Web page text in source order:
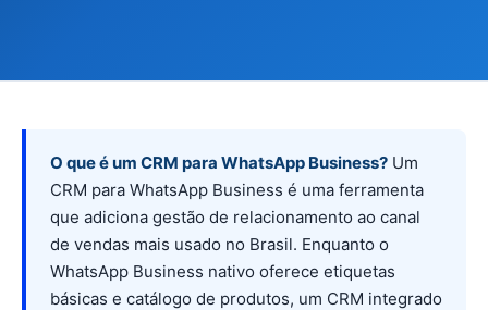
O que é um CRM para WhatsApp Business? Um
CRM para WhatsApp Business é uma ferramenta
que adiciona gestão de relacionamento ao canal
de vendas mais usado no Brasil. Enquanto o
WhatsApp Business nativo oferece etiquetas
básicas e catálogo de produtos, um CRM integrado